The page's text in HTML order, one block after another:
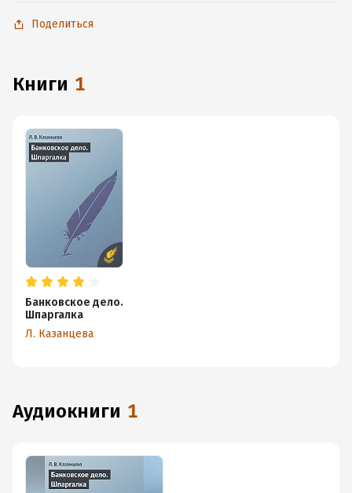
к интернету.
Поделиться
книги 1
Банковское дело.
Шпаргалка
Л. Казанцева
аудиокниги 1